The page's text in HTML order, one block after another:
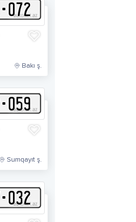
-072
Bakı ş.
-059
Sumqayıt ş.
-032